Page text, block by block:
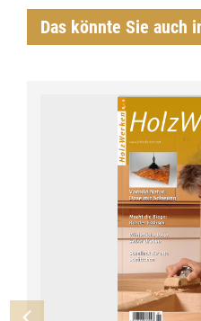
Das könnte Sie auch